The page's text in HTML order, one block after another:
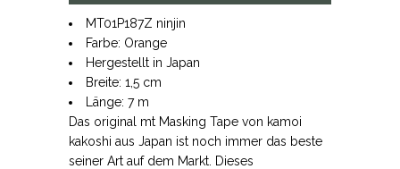
MT01P187Z ninjin
Farbe: Orange
Hergestellt in Japan
Breite: 1,5 cm
Länge: 7 m
Das original mt Masking Tape von kamoi
kakoshi aus Japan ist noch immer das beste
seiner Art auf dem Markt. Dieses